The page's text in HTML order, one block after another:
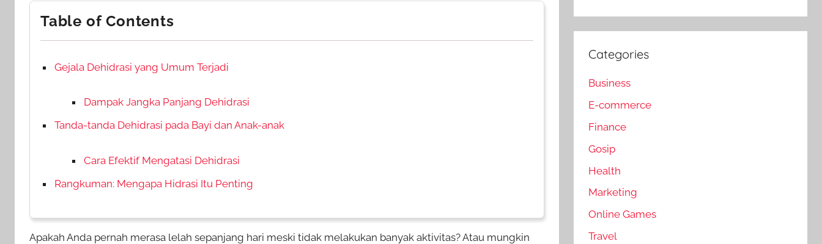
Table of Contents
Gejala Dehidrasi yang Umum Terjadi
Dampak Jangka Panjang Dehidrasi
Tanda-tanda Dehidrasi pada Bayi dan Anak-anak
Cara Efektif Mengatasi Dehidrasi
Rangkuman: Mengapa Hidrasi Itu Penting
Apakah Anda pernah merasa lelah sepanjang hari meski tidak melakukan banyak aktivitas? Atau mungkin
Categories
Business
E-commerce
Finance
Gosip
Health
Marketing
Online Games
Travel